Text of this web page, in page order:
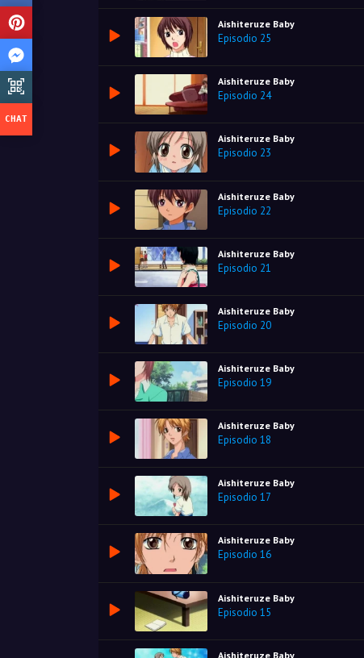
Aishiteruze Baby
Episodio 25
Aishiteruze Baby
Episodio 24
Aishiteruze Baby
Episodio 23
Aishiteruze Baby
Episodio 22
Aishiteruze Baby
Episodio 21
Aishiteruze Baby
Episodio 20
Aishiteruze Baby
Episodio 19
Aishiteruze Baby
Episodio 18
Aishiteruze Baby
Episodio 17
Aishiteruze Baby
Episodio 16
Aishiteruze Baby
Episodio 15
Aishiteruze Baby